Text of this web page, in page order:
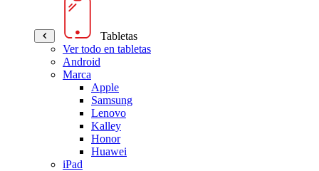
Tabletas
Ver todo en tabletas
Android
Marca
Apple
Samsung
Lenovo
Kalley
Honor
Huawei
iPad